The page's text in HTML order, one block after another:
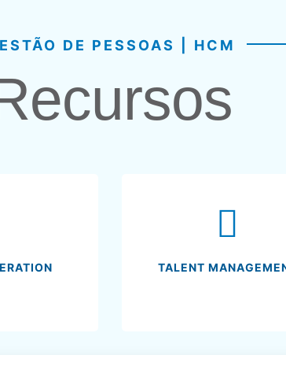
DE PESSOAS | HCM
TALENT